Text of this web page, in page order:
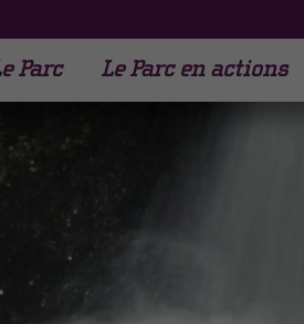
Parc Le Parc en actions